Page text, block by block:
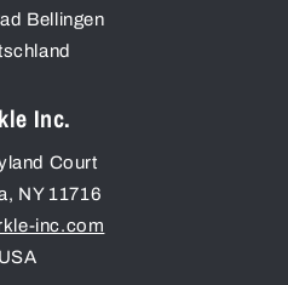
Bellingen
Inc.
Court
, NY 11716
inc.com
USA